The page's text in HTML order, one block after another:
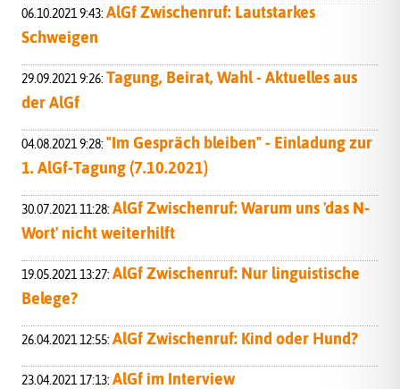
06.10.2021 9:43: AlGf Zwischenruf: Lautstarkes
Schweigen
29.09.2021 9:26: Tagung, Beirat, Wahl - Aktuelles aus
der AlGf
04.08.2021 9:28: "Im Gespräch bleiben" - Einladung zur
1. AlGf-Tagung (7.10.2021)
30.07.2021 11:28: AlGf Zwischenruf: Warum uns 'das N-
Wort' nicht weiterhilft
19.05.2021 13:27: AlGf Zwischenruf: Nur linguistische
Belege?
26.04.2021 12:55: AlGf Zwischenruf: Kind oder Hund?
23.04.2021 17:13: AlGf im Interview